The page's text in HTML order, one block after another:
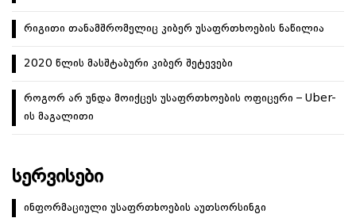
რიგითი თანამშრომელიც კიბერ უსაფრთხოების ნაწილია
2020 წლის მასშტაბური კიბერ შეტევები
როგორ არ უნდა მოიქცეს უსაფრთხოების ოფიცერი – Uber-
ის მაგალითი
ᲡᲔᲠᲕᲘᲡᲔᲑᲘ
ინფორმაციული უსაფრთხოების აუთსორსინგი